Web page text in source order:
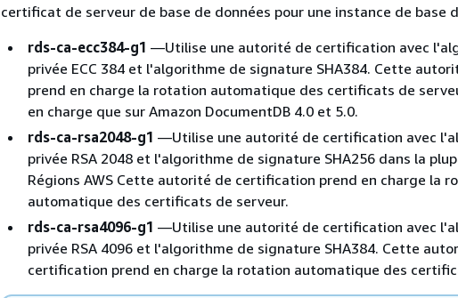
certificat de serveur de base de données pour une instance de base
rds-ca-ecc384-g1 —Utilise une autorité de certification avec
privée ECC 384 et l'algorithme de signature SHA384. Cette
prend en charge la rotation automatique des certificats de
en charge que sur Amazon DocumentDB 4.0 et 5.0.
rds-ca-rsa2048-g1 —Utilise une autorité de certification avec
privée RSA 2048 et l'algorithme de signature SHA256 dans la
Régions AWS Cette autorité de certification prend en charge la
automatique des certificats de serveur.
rds-ca-rsa4096-g1 —Utilise une autorité de certification avec
privée RSA 4096 et l'algorithme de signature SHA384. Cette
certification prend en charge la rotation automatique des